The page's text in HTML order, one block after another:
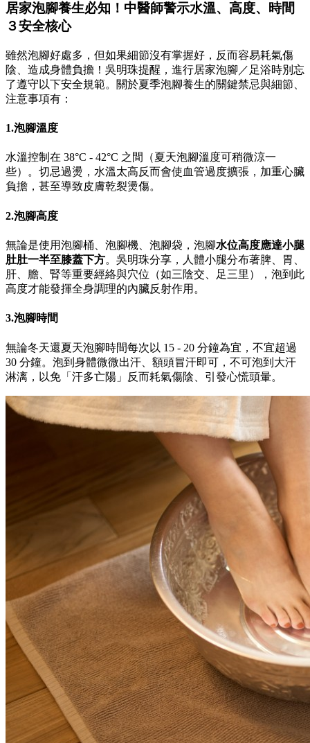
居家泡腳養生必知！中醫師警示水溫、高度、時間
３安全核心
雖然泡腳好處多，但如果細節沒有掌握好，反而容易耗氣傷
陰、造成身體負擔！吳明珠提醒，進行居家泡腳／足浴時別忘
了遵守以下安全規範。關於夏季泡腳養生的關鍵禁忌與細節、
注意事項有：
1.泡腳溫度
水溫控制在 38°C - 42°C 之間（夏天泡腳溫度可稍微涼一
些）。切忌過燙，水溫太高反而會使血管過度擴張，加重心臟
負擔，甚至導致皮膚乾裂燙傷。
2.泡腳高度
無論是使用泡腳桶、泡腳機、泡腳袋，泡腳水位高度應達小腿
肚肚一半至膝蓋下方。吳明珠分享，人體小腿分布著脾、胃、
肝、膽、腎等重要經絡與穴位（如三陰交、足三里），泡到此
高度才能發揮全身調理的內臟反射作用。
3.泡腳時間
無論冬天還夏天泡腳時間每次以 15 - 20 分鐘為宜，不宜超過
30 分鐘。泡到身體微微出汗、額頭冒汗即可，不可泡到大汗
淋漓，以免「汗多亡陽」反而耗氣傷陰、引發心慌頭暈。